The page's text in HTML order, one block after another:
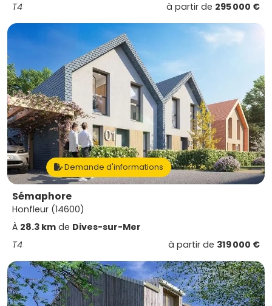
T4
à partir de 295 000 €
Demande d'informations
Sémaphore
Honfleur (14600)
À 28.3 km de Dives-sur-Mer
T4
à partir de 319 000 €